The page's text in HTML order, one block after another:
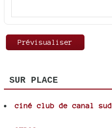
SUR PLACE
ciné club de canal sud